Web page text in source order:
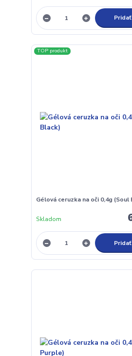
TOP produkt
Gélová ceruzka na oči 0,4g (Soul
Skladom